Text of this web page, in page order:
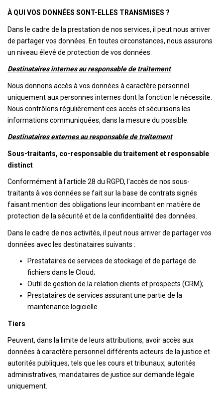
À QUI VOS DONNÉES SONT-ELLES TRANSMISES ?
Dans le cadre de la prestation de nos services, il peut nous arriver
de partager vos données. En toutes circonstances, nous assurons
un niveau élevé de protection de vos données.
Destinataires internes au responsable de traitement
Nous donnons accès à vos données à caractère personnel
uniquement aux personnes internes dont la fonction le nécessite.
Nous contrôlons régulièrement ces accès et sécurisons les
informations communiquées, dans la mesure du possible.
Destinataires externes au responsable de traitement
Sous-traitants, co-responsable du traitement et responsable
distinct
Conformément à l'article 28 du RGPD, l'accès de nos sous-
traitants à vos données se fait sur la base de contrats signés
faisant mention des obligations leur incombant en matière de
protection de la sécurité et de la confidentialité des données.
Dans le cadre de nos activités, il peut nous arriver de partager vos
données avec les destinataires suivants :
Prestataires de services de stockage et de partage de
fichiers dans le Cloud;
Outil de gestion de la relation clients et prospects (CRM);
Prestataires de services assurant une partie de la
maintenance logicielle
Tiers
Peuvent, dans la limite de leurs attributions, avoir accès aux
données à caractère personnel différents acteurs de la justice et
autorités publiques, tels que les cours et tribunaux, autorités
administratives, mandataires de justice sur demande légale
uniquement.